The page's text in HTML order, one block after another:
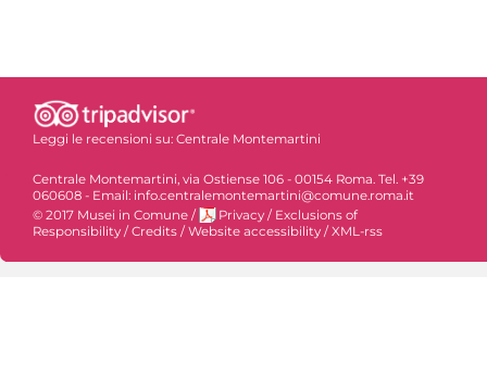
Leggi le recensioni su: Centrale Montemartini
Centrale Montemartini, via Ostiense 106 - 00154 Roma. Tel. +39
060608 - Email: info.centralemontemartini@comune.roma.it
© 2017 Musei in Comune / Privacy / Exclusions of
Responsibility /Credits /Website accessibility /XML-rss